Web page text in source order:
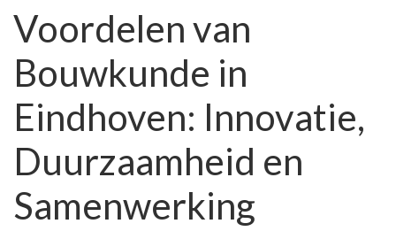
Voordelen van
Bouwkunde in
Eindhoven: Innovatie,
Duurzaamheid en
Samenwerking